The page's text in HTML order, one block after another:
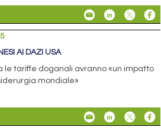
AI DAZI USA
le tariffe doganali avranno «un impatto
mondiale»